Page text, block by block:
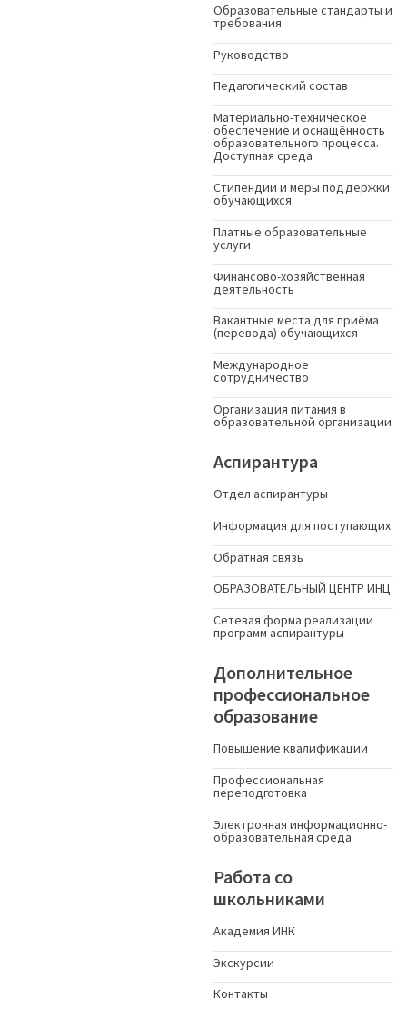
Образовательные стандарты и
требования
Руководство
Педагогический состав
Материально-техническое
обеспечение и оснащённость
образовательного процесса.
Доступная среда
Стипендии и меры поддержки
обучающихся
Платные образовательные
услуги
Финансово-хозяйственная
деятельность
Вакантные места для приёма
(перевода) обучающихся
Международное
сотрудничество
Организация питания в
образовательной организации
Аспирантура
Отдел аспирантуры
Информация для поступающих
Обратная связь
ОБРАЗОВАТЕЛЬНЫЙ ЦЕНТР ИНЦ
Сетевая форма реализации
программ аспирантуры
Дополнительное
профессиональное
образование
Повышение квалификации
Профессиональная
переподготовка
Электронная информационно-
образовательная среда
Работа со
школьниками
Академия ИНК
Экскурсии
Контакты